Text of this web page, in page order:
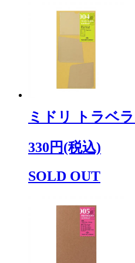
ミドリ トラベ
330円(税込)
SOLD OUT